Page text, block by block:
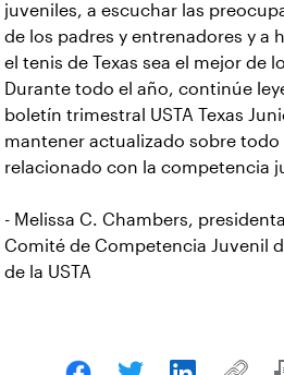
juveniles, a escuchar las
de los padres y entrenadores y a
el tenis de Texas sea el mejor de
Durante todo el año, continúe
boletín trimestral USTA Texas
mantener actualizado sobre todo
relacionado con la competencia
- Melissa C. Chambers,
Comité de Competencia Juvenil
de la USTA